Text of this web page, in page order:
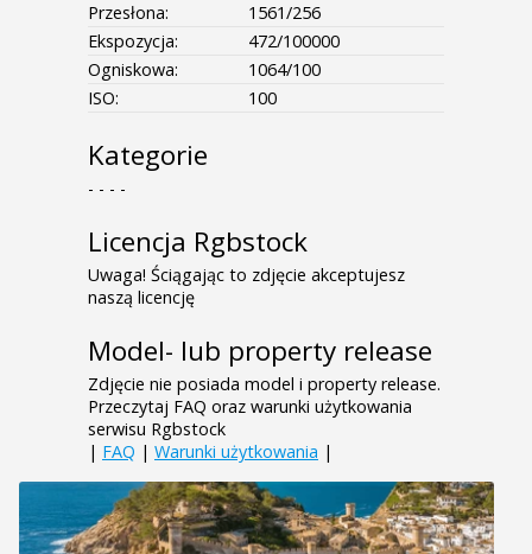
Przesłona:
1561/256
Ekspozycja:
472/100000
Ogniskowa:
1064/100
ISO:
100
Kategorie
- - - -
Licencja Rgbstock
Uwaga! Ściągając to zdjęcie akceptujesz
naszą licencję
Model- lub property release
Zdjęcie nie posiada model i property release.
Przeczytaj FAQ oraz warunki użytkowania
serwisu Rgbstock
| FAQ | Warunki użytkowania |